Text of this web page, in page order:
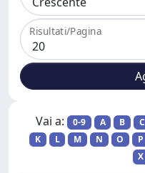
Risultati/Pagina
Vai a: 0-9 A B C
K
L M N O P
X